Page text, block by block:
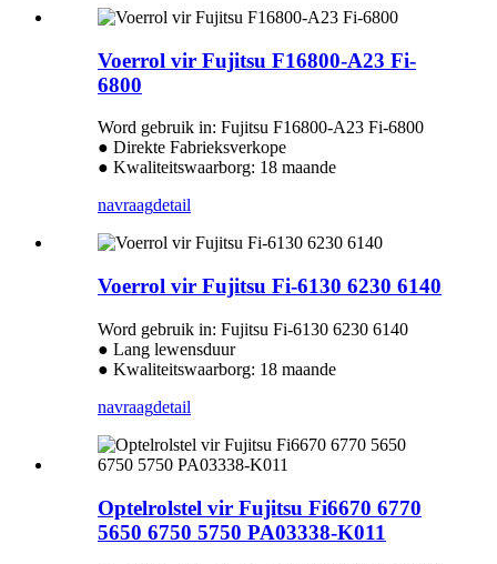
Voerrol vir Fujitsu F16800-A23 Fi-
6800
Word gebruik in: Fujitsu F16800-A23 Fi-6800
● Direkte Fabrieksverkope
● Kwaliteitswaarborg: 18 maande
navraagdetail
Voerrol vir Fujitsu Fi-6130 6230 6140
Word gebruik in: Fujitsu Fi-6130 6230 6140
● Lang lewensduur
● Kwaliteitswaarborg: 18 maande
navraagdetail
Optelrolstel vir Fujitsu Fi6670 6770
5650 6750 5750 PA03338-K011